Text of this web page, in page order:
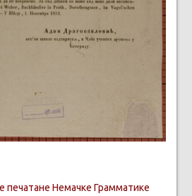
печатане Немачке Грамматике